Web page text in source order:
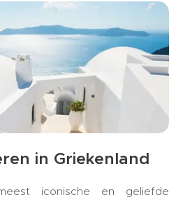
in Griekenland
iconische en geliefde